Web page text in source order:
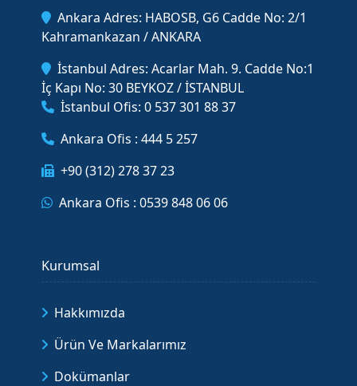
Ankara Adres: HABOSB, G6 Cadde No: 2/1
Kahramankazan / ANKARA
İstanbul Adres: Acarlar Mah. 9. Cadde No:1
İç Kapı No: 30 BEYKOZ / İSTANBUL
İstanbul Ofis: 0 537 301 88 37
Ankara Ofis : 444 5 257
+90 (312) 278 37 23
Ankara Ofis : 0539 848 06 06
Kurumsal
Hakkımızda
Ürün Ve Markalarımız
Dokümanlar